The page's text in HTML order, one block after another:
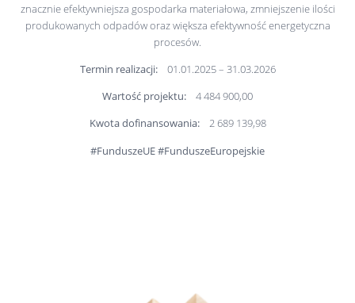
znacznie efektywniejsza gospodarka materiałowa, zmniejszenie ilości
produkowanych odpadów oraz większa efektywność energetyczna
procesów.
Termin realizacji: 01.01.2025 – 31.03.2026
Wartość projektu: 4 484 900,00
Kwota dofinansowania: 2 689 139,98
#FunduszeUE #FunduszeEuropejskie